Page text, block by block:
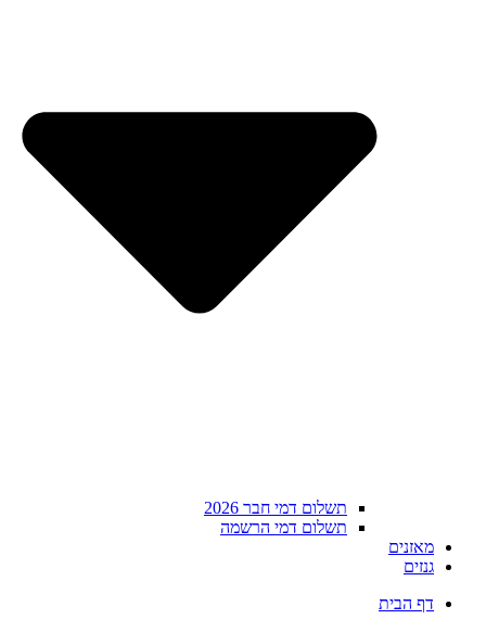
תשלום דמי חבר 2026
תשלום דמי הרשמה
מאזנים
גנזים
דף הבית